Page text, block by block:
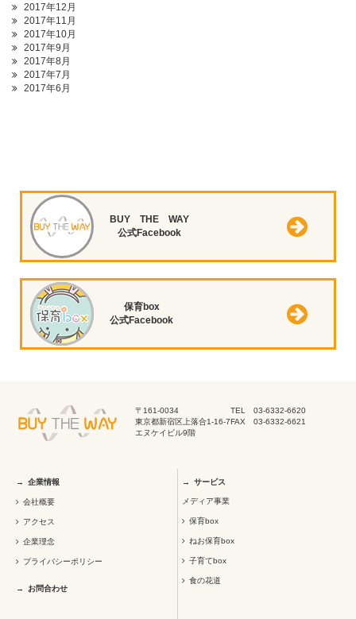
2017年12月
2017年11月
2017年10月
2017年9月
2017年8月
2017年7月
2017年6月
BUY THE WAY
公式Facebook
保育box
公式Facebook
〒161-0034
東京都新宿区上落合1-16-7
エヌケイビル9階
TEL 03-6332-6620
FAX 03-6332-6621
企業情報
会社概要
アクセス
企業理念
プライバシーポリシー
お問合わせ
サービス
メディア事業
保育box
ねお保育box
子育てbox
食の花道